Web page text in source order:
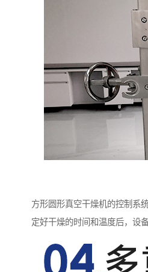
方形圆形真空干燥机的控制系
定好干燥的时间和温度后，设